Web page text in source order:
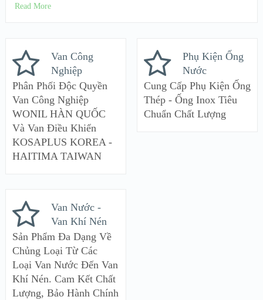
Read More
Van Công
Nghiệp
Phân Phối Độc Quyền
Van Công Nghiệp
WONIL HÀN QUỐC
Và Van Điều Khiển
KOSAPLUS KOREA -
HAITIMA TAIWAN
Phụ Kiện Ống
Nước
Cung Cấp Phụ Kiện Ống
Thép - Ống Inox Tiêu
Chuẩn Chất Lượng
Van Nước -
Van Khí Nén
Sản Phẩm Đa Dạng Về
Chủng Loại Từ Các
Loại Van Nước Đến Van
Khí Nén. Cam Kết Chất
Lượng, Bảo Hành Chính